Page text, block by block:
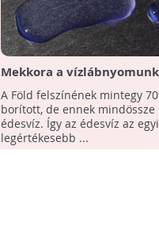
Mekkora a
A Föld felszínének mintegy
borított, de ennek mindössze
édesvíz. Így az édesvíz az
legértékesebb ...